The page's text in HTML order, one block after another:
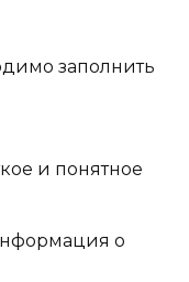
заполнить
и понятное
о